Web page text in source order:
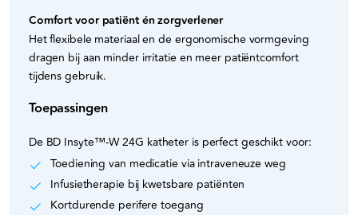
Comfort voor patiënt én zorgverlener
Het flexibele materiaal en de ergonomische vormgeving
dragen bij aan minder irritatie en meer patiëntcomfort
tijdens gebruik.
Toepassingen
De BD Insyte™-W 24G katheter is perfect geschikt voor:
Toediening van medicatie via intraveneuze weg
Infusietherapie bij kwetsbare patiënten
Kortdurende perifere toegang